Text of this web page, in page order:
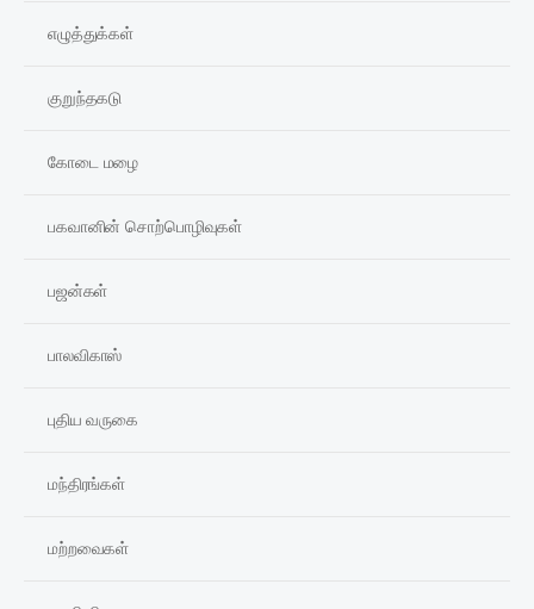
எழுத்துக்கள்
குறுந்தகடு
கோடை மழை
பகவானின் சொற்பொழிவுகள்
பஜன்கள்
பாலவிகாஸ்
புதிய வருகை
மந்திரங்கள்
மற்றவைகள்